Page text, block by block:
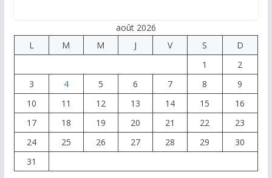
août 2026
L
M M J V S
D
1
2
3
4 5 6 7 8
9
10
11 12 13 14 15
16
17
18 19 20 21 22
23
24
25 26 27 28 29
30
31